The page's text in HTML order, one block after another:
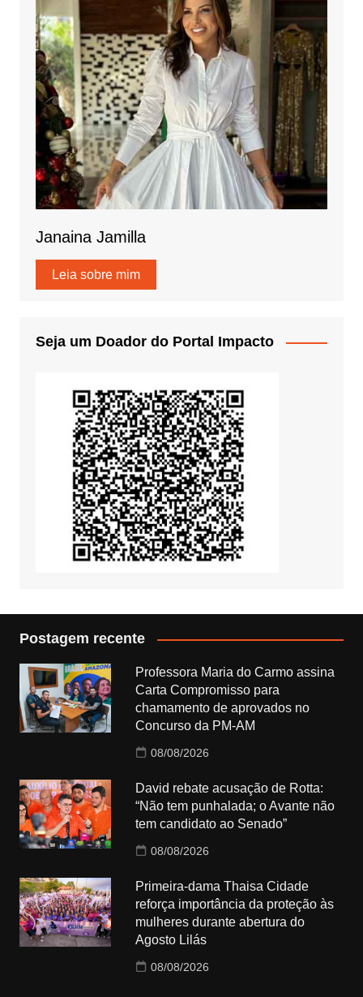
Janaina Jamilla
Leia sobre mim
Seja um Doador do Portal Impacto
Postagem recente
Professora Maria do Carmo assina
Carta Compromisso para
chamamento de aprovados no
Concurso da PM-AM
08/08/2026
David rebate acusação de Rotta:
“Não tem punhalada; o Avante não
tem candidato ao Senado”
08/08/2026
Primeira-dama Thaisa Cidade
reforça importância da proteção às
mulheres durante abertura do
Agosto Lilás
08/08/2026